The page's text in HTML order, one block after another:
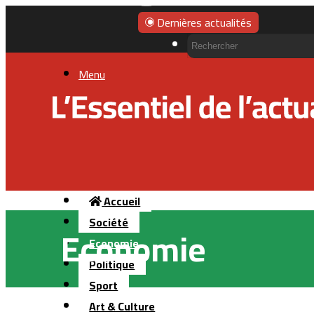
Dernières actualités
Menu
Accueil
Société
Economie
Politique
Sport
Art & Culture
Economie